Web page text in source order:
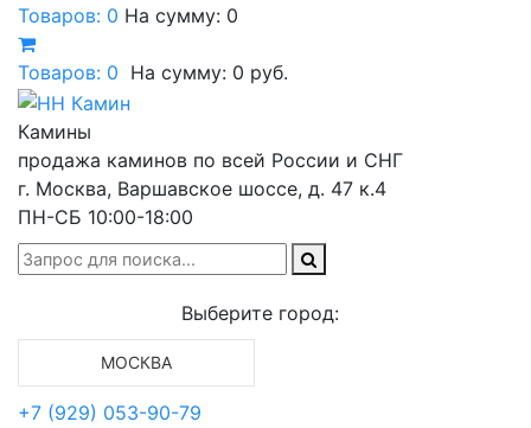
Товаров: 0 На сумму: 0
Товаров: 0 На сумму: 0 руб.
Камины
продажа каминов по всей России и СНГ
г. Москва, Варшавское шоссе, д. 47 к.4
ПН-СБ 10:00-18:00
Выберите город:
МОСКВА
+7 (929) 053-90-79